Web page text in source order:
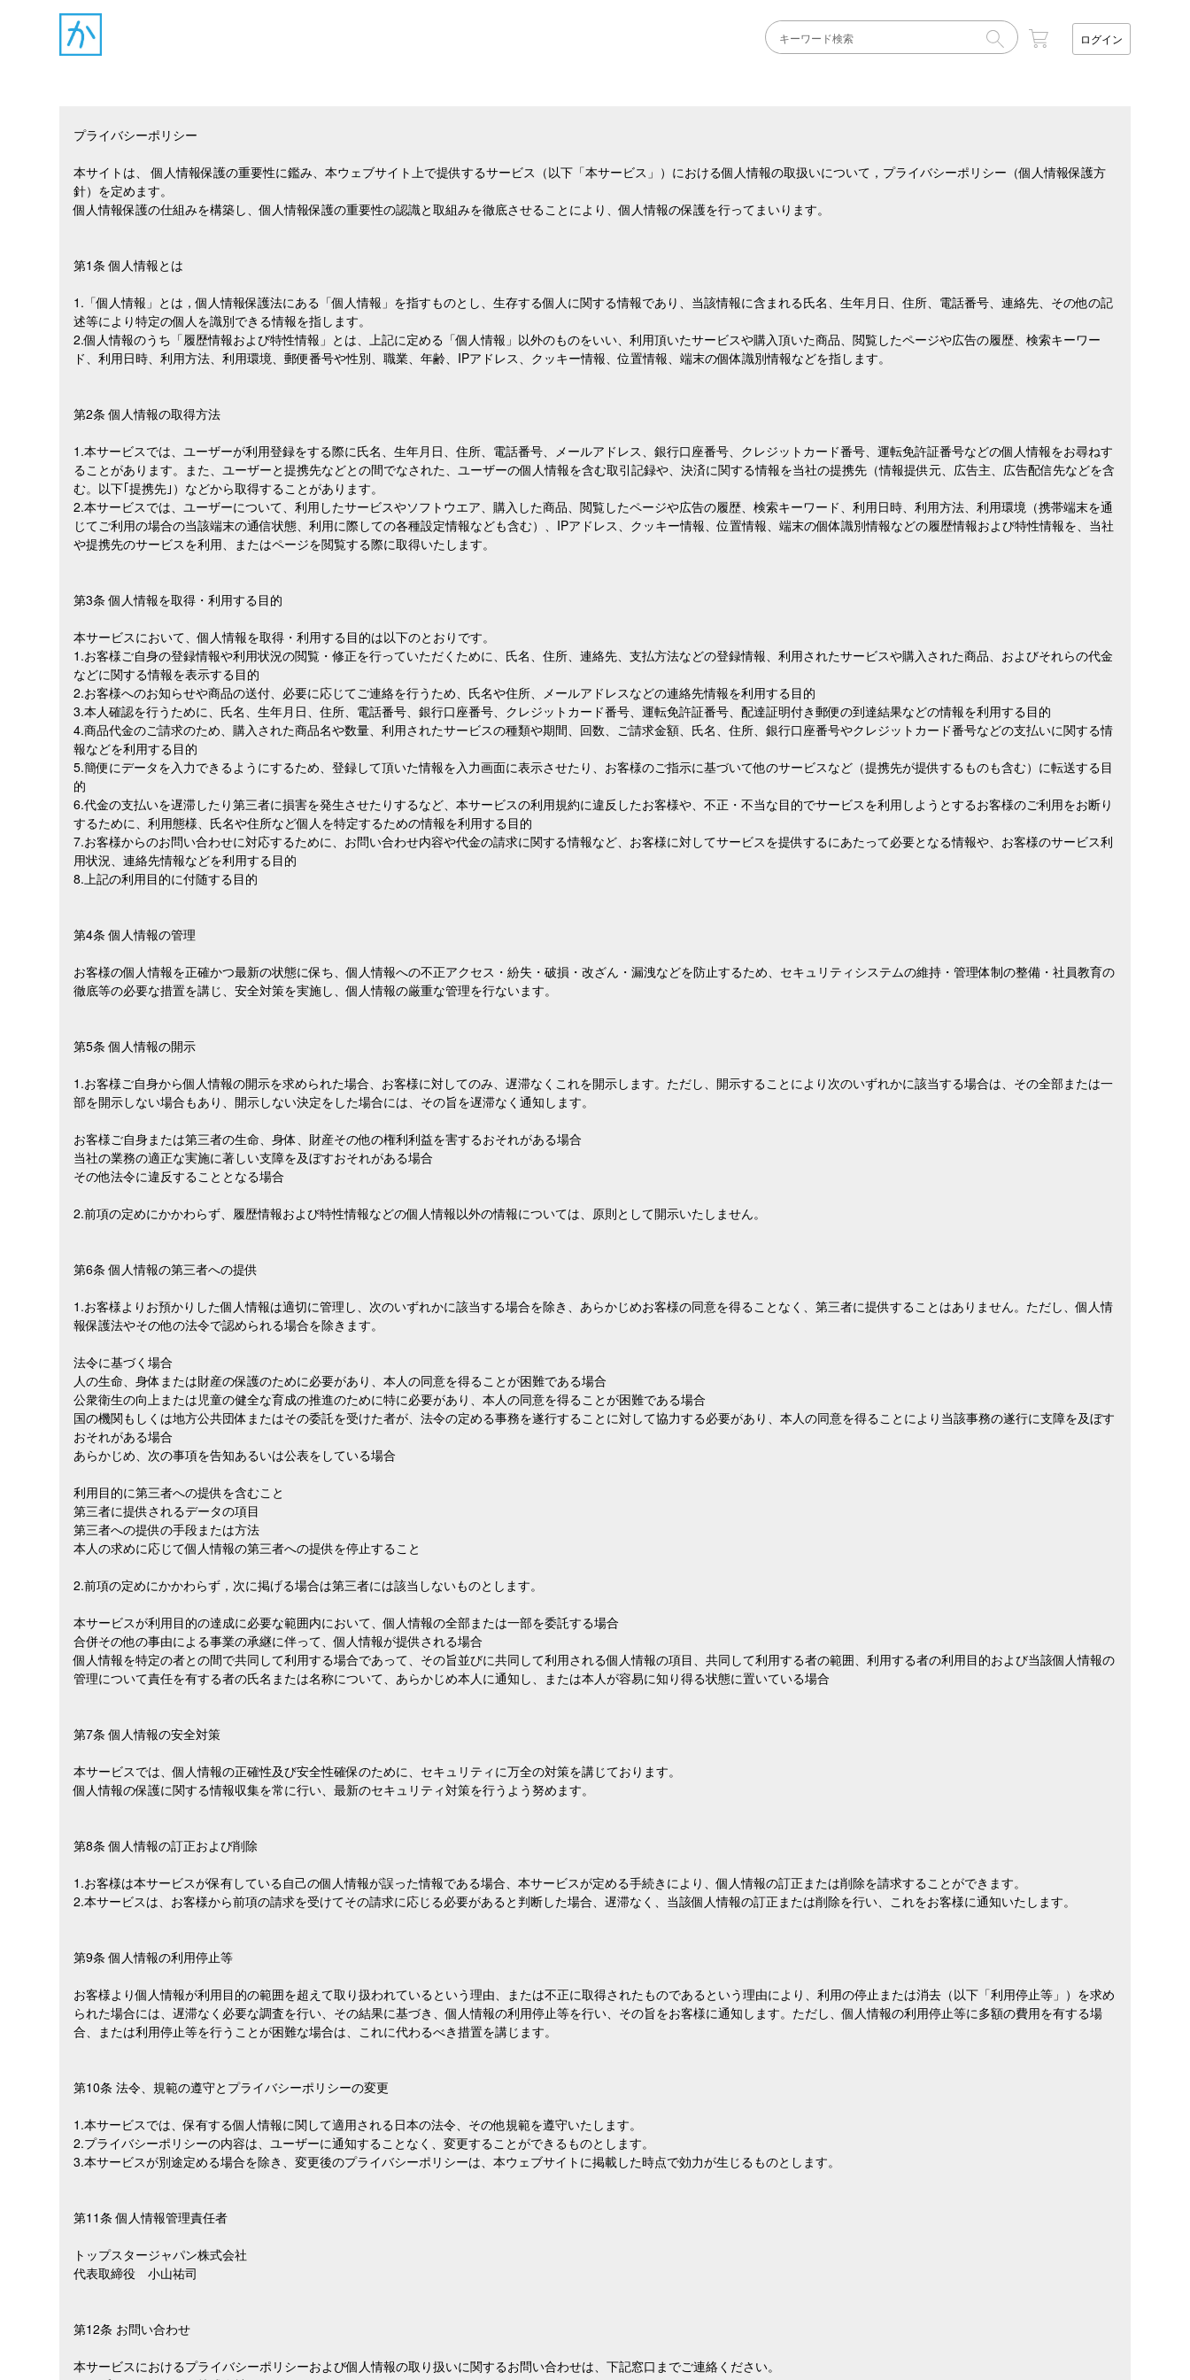
ログイン
プライバシーポリシー
本サイトは、 個人情報保護の重要性に鑑み、本ウェブサイト上で提供するサービス（以下「本サービス」）における個人情報の取扱いについて，プライバシーポリシー（個人情報保護方
針）を定めます。
個人情報保護の仕組みを構築し、個人情報保護の重要性の認識と取組みを徹底させることにより、個人情報の保護を行ってまいります。
第1条 個人情報とは
1.「個人情報」とは，個人情報保護法にある「個人情報」を指すものとし、生存する個人に関する情報であり、当該情報に含まれる氏名、生年月日、住所、電話番号、連絡先、その他の記
述等により特定の個人を識別できる情報を指します。
2.個人情報のうち「履歴情報および特性情報」とは、上記に定める「個人情報」以外のものをいい、利用頂いたサービスや購入頂いた商品、閲覧したページや広告の履歴、検索キーワー
ド、利用日時、利用方法、利用環境、郵便番号や性別、職業、年齢、IPアドレス、クッキー情報、位置情報、端末の個体識別情報などを指します。
第2条 個人情報の取得方法
1.本サービスでは、ユーザーが利用登録をする際に氏名、生年月日、住所、電話番号、メールアドレス、銀行口座番号、クレジットカード番号、運転免許証番号などの個人情報をお尋ねす
ることがあります。また、ユーザーと提携先などとの間でなされた、ユーザーの個人情報を含む取引記録や、決済に関する情報を当社の提携先（情報提供元、広告主、広告配信先などを含
む。以下｢提携先｣）などから取得することがあります。
2.本サービスでは、ユーザーについて、利用したサービスやソフトウエア、購入した商品、閲覧したページや広告の履歴、検索キーワード、利用日時、利用方法、利用環境（携帯端末を通
じてご利用の場合の当該端末の通信状態、利用に際しての各種設定情報なども含む）、IPアドレス、クッキー情報、位置情報、端末の個体識別情報などの履歴情報および特性情報を、当社
や提携先のサービスを利用、またはページを閲覧する際に取得いたします。
第3条 個人情報を取得・利用する目的
本サービスにおいて、個人情報を取得・利用する目的は以下のとおりです。
1.お客様ご自身の登録情報や利用状況の閲覧・修正を行っていただくために、氏名、住所、連絡先、支払方法などの登録情報、利用されたサービスや購入された商品、およびそれらの代金
などに関する情報を表示する目的
2.お客様へのお知らせや商品の送付、必要に応じてご連絡を行うため、氏名や住所、メールアドレスなどの連絡先情報を利用する目的
3.本人確認を行うために、氏名、生年月日、住所、電話番号、銀行口座番号、クレジットカード番号、運転免許証番号、配達証明付き郵便の到達結果などの情報を利用する目的
4.商品代金のご請求のため、購入された商品名や数量、利用されたサービスの種類や期間、回数、ご請求金額、氏名、住所、銀行口座番号やクレジットカード番号などの支払いに関する情
報などを利用する目的
5.簡便にデータを入力できるようにするため、登録して頂いた情報を入力画面に表示させたり、お客様のご指示に基づいて他のサービスなど（提携先が提供するものも含む）に転送する目
的
6.代金の支払いを遅滞したり第三者に損害を発生させたりするなど、本サービスの利用規約に違反したお客様や、不正・不当な目的でサービスを利用しようとするお客様のご利用をお断り
するために、利用態様、氏名や住所など個人を特定するための情報を利用する目的
7.お客様からのお問い合わせに対応するために、お問い合わせ内容や代金の請求に関する情報など、お客様に対してサービスを提供するにあたって必要となる情報や、お客様のサービス利
用状況、連絡先情報などを利用する目的
8.上記の利用目的に付随する目的
第4条 個人情報の管理
お客様の個人情報を正確かつ最新の状態に保ち、個人情報への不正アクセス・紛失・破損・改ざん・漏洩などを防止するため、セキュリティシステムの維持・管理体制の整備・社員教育の
徹底等の必要な措置を講じ、安全対策を実施し、個人情報の厳重な管理を行ないます。
第5条 個人情報の開示
1.お客様ご自身から個人情報の開示を求められた場合、お客様に対してのみ、遅滞なくこれを開示します。ただし、開示することにより次のいずれかに該当する場合は、その全部または一
部を開示しない場合もあり、開示しない決定をした場合には、その旨を遅滞なく通知します。
お客様ご自身または第三者の生命、身体、財産その他の権利利益を害するおそれがある場合
当社の業務の適正な実施に著しい支障を及ぼすおそれがある場合
その他法令に違反することとなる場合
2.前項の定めにかかわらず、履歴情報および特性情報などの個人情報以外の情報については、原則として開示いたしません。
第6条 個人情報の第三者への提供
1.お客様よりお預かりした個人情報は適切に管理し、次のいずれかに該当する場合を除き、あらかじめお客様の同意を得ることなく、第三者に提供することはありません。ただし、個人情
報保護法やその他の法令で認められる場合を除きます。
法令に基づく場合
人の生命、身体または財産の保護のために必要があり、本人の同意を得ることが困難である場合
公衆衛生の向上または児童の健全な育成の推進のために特に必要があり、本人の同意を得ることが困難である場合
国の機関もしくは地方公共団体またはその委託を受けた者が、法令の定める事務を遂行することに対して協力する必要があり、本人の同意を得ることにより当該事務の遂行に支障を及ぼす
おそれがある場合
あらかじめ、次の事項を告知あるいは公表をしている場合
利用目的に第三者への提供を含むこと
第三者に提供されるデータの項目
第三者への提供の手段または方法
本人の求めに応じて個人情報の第三者への提供を停止すること
2.前項の定めにかかわらず，次に掲げる場合は第三者には該当しないものとします。
本サービスが利用目的の達成に必要な範囲内において、個人情報の全部または一部を委託する場合
合併その他の事由による事業の承継に伴って、個人情報が提供される場合
個人情報を特定の者との間で共同して利用する場合であって、その旨並びに共同して利用される個人情報の項目、共同して利用する者の範囲、利用する者の利用目的および当該個人情報の
管理について責任を有する者の氏名または名称について、あらかじめ本人に通知し、または本人が容易に知り得る状態に置いている場合
第7条 個人情報の安全対策
本サービスでは、個人情報の正確性及び安全性確保のために、セキュリティに万全の対策を講じております。
個人情報の保護に関する情報収集を常に行い、最新のセキュリティ対策を行うよう努めます。
第8条 個人情報の訂正および削除
1.お客様は本サービスが保有している自己の個人情報が誤った情報である場合、本サービスが定める手続きにより、個人情報の訂正または削除を請求することができます。
2.本サービスは、お客様から前項の請求を受けてその請求に応じる必要があると判断した場合、遅滞なく、当該個人情報の訂正または削除を行い、これをお客様に通知いたします。
第9条 個人情報の利用停止等
お客様より個人情報が利用目的の範囲を超えて取り扱われているという理由、または不正に取得されたものであるという理由により、利用の停止または消去（以下「利用停止等」）を求め
られた場合には、遅滞なく必要な調査を行い、その結果に基づき、個人情報の利用停止等を行い、その旨をお客様に通知します。ただし、個人情報の利用停止等に多額の費用を有する場
合、または利用停止等を行うことが困難な場合は、これに代わるべき措置を講じます。
第10条 法令、規範の遵守とプライバシーポリシーの変更
1.本サービスでは、保有する個人情報に関して適用される日本の法令、その他規範を遵守いたします。
2.プライバシーポリシーの内容は、ユーザーに通知することなく、変更することができるものとします。
3.本サービスが別途定める場合を除き、変更後のプライバシーポリシーは、本ウェブサイトに掲載した時点で効力が生じるものとします。
第11条 個人情報管理責任者
トップスタージャパン株式会社
代表取締役 小山祐司
第12条 お問い合わせ
本サービスにおけるプライバシーポリシーおよび個人情報の取り扱いに関するお問い合わせは、下記窓口までご連絡ください。